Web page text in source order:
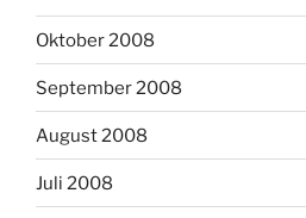
Oktober 2008
September 2008
August 2008
Juli 2008